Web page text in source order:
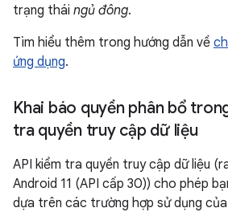
trạng thái ngủ đông.
Tìm hiểu thêm trong hướng dẫn về
ứng dụng.
Khai báo quyền phân bổ
tra quyền truy cập dữ liệu
API kiểm tra quyền truy cập dữ liệu
Android 11 (API cấp 30)) cho phép
dựa trên các trường hợp sử dụng